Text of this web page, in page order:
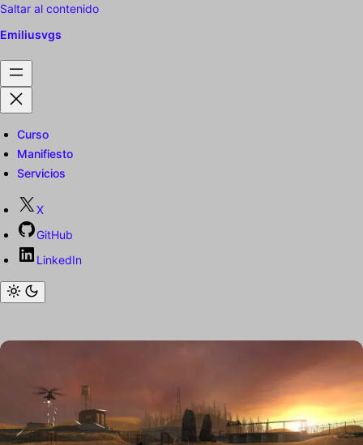
Saltar al contenido
Emiliusvgs
Curso
Manifiesto
Servicios
X
GitHub
LinkedIn